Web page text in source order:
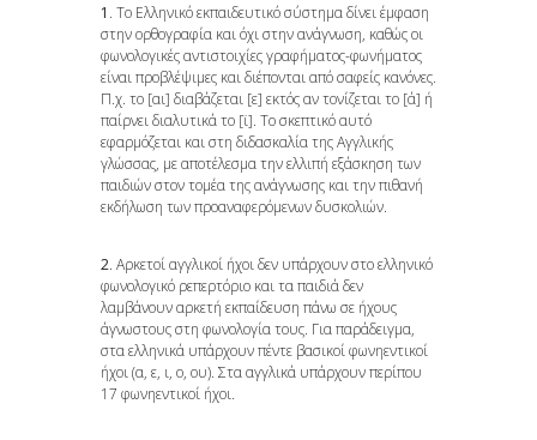
1 . Το Ελληνικό εκπαιδευτικό σύστημα δίνει έμφαση
στην ορθογραφία και όχι στην ανάγνωση, καθώς οι
φωνολογικές αντιστοιχίες γραφήματος-φωνήματος
είναι προβλέψιμες και διέπονται από σαφείς κανόνες.
Π.χ. το [αι] διαβάζεται [ε] εκτός αν τονίζεται το [ά] ή
παίρνει διαλυτικά το [ϊ]. Το σκεπτικό αυτό
εφαρμόζεται και στη διδασκαλία της Αγγλικής
γλώσσας, με αποτέλεσμα την ελλιπή εξάσκηση των
παιδιών στον τομέα της ανάγνωσης και την πιθανή
εκδήλωση των προαναφερόμενων δυσκολιών.
2. Αρκετοί αγγλικοί ήχοι δεν υπάρχουν στο ελληνικό
φωνολογικό ρεπερτόριο και τα παιδιά δεν
λαμβάνουν αρκετή εκπαίδευση πάνω σε ήχους
άγνωστους στη φωνολογία τους. Για παράδειγμα,
στα ελληνικά υπάρχουν πέντε βασικοί φωνηεντικοί
ήχοι (α, ε, ι, ο, ου). Στα αγγλικά υπάρχουν περίπου
17 φωνηεντικοί ήχοι.